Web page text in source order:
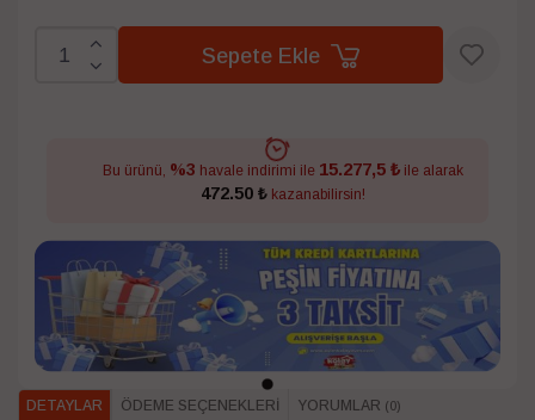
Sepete Ekle
Bu ürünü, %3 havale indirimi ile 15.277,5 ₺ile alarak
472.50 ₺kazanabilirsin!
DETAYLAR ÖDEME SEÇENEKLERI YORUMLAR (0)